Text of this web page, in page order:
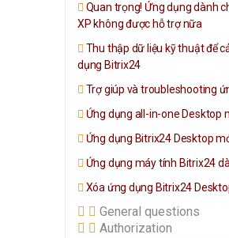
Quan trọng! Ứng dụng dành
XP không được hỗ trợ nữa
Thu thập dữ liệu kỹ thuật để
dụng Bitrix24
Trợ giúp và troubleshooting
Ứng dụng all-in-one Desktop
Ứng dụng Bitrix24 Desktop
Ứng dụng máy tính Bitrix24
Xóa ứng dụng Bitrix24
General questions
Authorization